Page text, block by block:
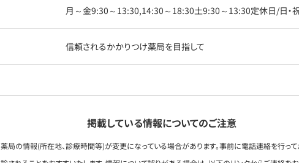
月～金9:30～13:30,14:30～18:30土9:30～13:30定休日/日・
信頼されるかかりつけ薬局を目指して
掲載している情報についてのご注意
薬局の情報(所在地、診療時間等)が変更になっている場合があります。事前に電話連絡を行っ